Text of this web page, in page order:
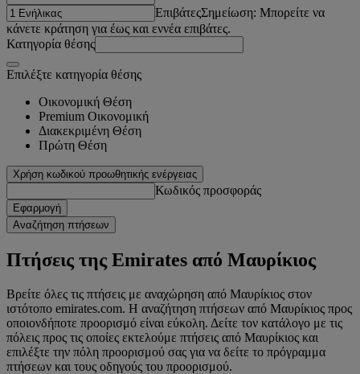
ΕπιβάτεςΣημείωση: Μπορείτε να
κάνετε κράτηση για έως και εννέα επιβάτες.
Κατηγορία θέσης
Επιλέξτε κατηγορία θέσης
Οικονομική Θέση
Premium Οικονομική
Διακεκριμένη Θέση
Πρώτη Θέση
Χρήση κωδικού προωθητικής ενέργειας
Κωδικός προσφοράς
Εφαρμογή
Αναζήτηση πτήσεων
Πτήσεις της Emirates από Μαυρίκιος
Βρείτε όλες τις πτήσεις με αναχώρηση από Μαυρίκιος στον
ιστότοπο emirates.com. Η αναζήτηση πτήσεων από Μαυρίκιος προς
οποιονδήποτε προορισμό είναι εύκολη. Δείτε τον κατάλογο με τις
πόλεις προς τις οποίες εκτελούμε πτήσεις από Μαυρίκιος και
επιλέξτε την πόλη προορισμού σας για να δείτε το πρόγραμμα
πτήσεων και τους οδηγούς του προορισμού.